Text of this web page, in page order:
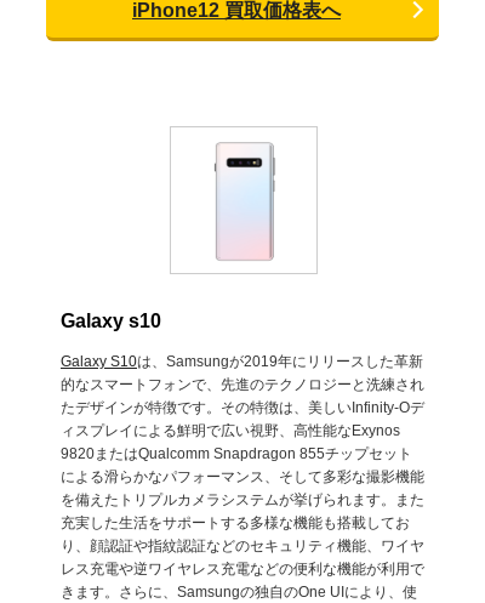
iPhone12 買取価格表へ
Galaxy s10
Galaxy S10は、Samsungが2019年にリリースした革新
的なスマートフォンで、先進のテクノロジーと洗練され
たデザインが特徴です。その特徴は、美しいInfinity-Oデ
ィスプレイによる鮮明で広い視野、高性能なExynos
9820またはQualcomm Snapdragon 855チップセット
による滑らかなパフォーマンス、そして多彩な撮影機能
を備えたトリプルカメラシステムが挙げられます。また
充実した生活をサポートする多様な機能も搭載してお
り、顔認証や指紋認証などのセキュリティ機能、ワイヤ
レス充電や逆ワイヤレス充電などの便利な機能が利用で
きます。さらに、Samsungの独自のOne UIにより、使